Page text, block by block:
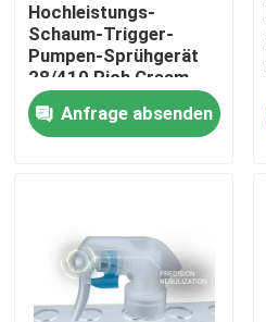
Über uns
Hochleistungs-
Schaum-Trigger-
Pumpen-Sprühgerät
28/410 Rich Cream-
Schaum-Dispenser für
Badezimmer-
Fliesenreinigungsprodukte
Anfrage absenden